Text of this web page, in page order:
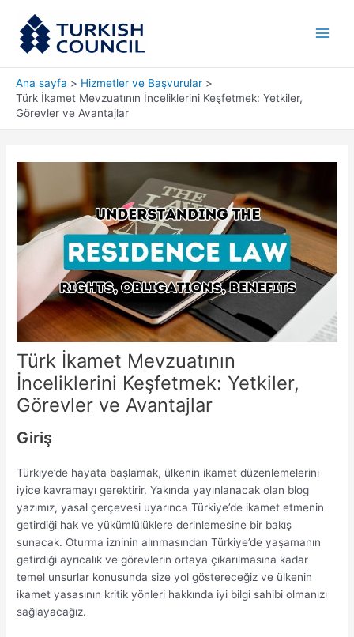
Ana sayfa
Hizmetler ve Başvurular
Türk İkamet Mevzuatının İnceliklerini Keşfetmek: Yetkiler,
Görevler ve Avantajlar
Türk İkamet Mevzuatının
İnceliklerini Keşfetmek: Yetkiler,
Görevler ve Avantajlar
Giriş
Türkiye’de hayata başlamak, ülkenin ikamet düzenlemelerini
iyice kavramayı gerektirir. Yakında yayınlanacak olan blog
yazımız, yasal çerçevesi uyarınca Türkiye’de ikamet etmenin
getirdiği hak ve yükümlülüklere derinlemesine bir bakış
sunacak. Oturma izninin alınmasından Türkiye’de yaşamanın
getirdiği ayrıcalık ve görevlerin ortaya çıkarılmasına kadar
temel unsurlar konusunda size yol göstereceğiz ve ülkenin
ikamet yasasının kritik yönleri hakkında iyi bilgi sahibi olmanızı
sağlayacağız.